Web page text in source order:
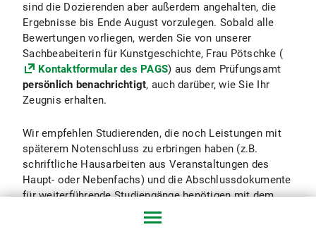
sind die Dozierenden aber außerdem angehalten, die
Ergebnisse bis Ende August vorzulegen. Sobald alle
Bewertungen vorliegen, werden Sie von unserer
Sachbeabeiterin für Kunstgeschichte, Frau Pötschke (
Kontaktformular des PAGS) aus dem Prüfungsamt
persönlich benachrichtigt, auch darüber, wie Sie Ihr
Zeugnis erhalten.
Wir empfehlen Studierenden, die noch Leistungen mit
späterem Notenschluss zu erbringen haben (z.B.
schriftliche Hausarbeiten aus Veranstaltungen des
Haupt- oder Nebenfachs) und die Abschlussdokumente
für weiterführende Studiengänge benötigen mit dem
jeweiligen Dozierenden (= Prüferinnen oder Prüfer)
einen gesonderten Abgabetermin und eine frühere